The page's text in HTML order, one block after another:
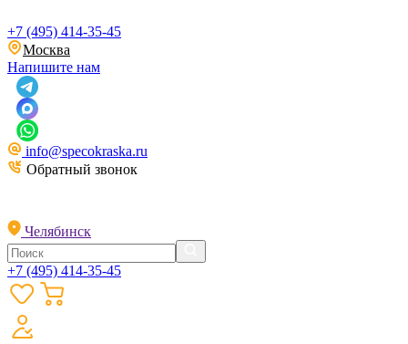
+7 (495) 414-35-45
Москва
Напишите нам
info@specokraska.ru
Обратный звонок
Челябинск
+7 (495) 414-35-45